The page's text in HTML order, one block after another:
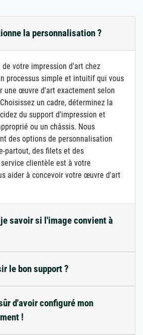
la personnalisation ?
votre impression d'art chez
processus simple et intuitif qui vous
une œuvre d'art exactement selon
un cadre, déterminez la
du support d'impression et
ou un châssis. Nous
des options de personnalisation
partout, des filets et des
clientèle est à votre
aider à concevoir votre œuvre d'art
savoir si l'image convient à
le bon support ?
d'avoir configuré mon
!